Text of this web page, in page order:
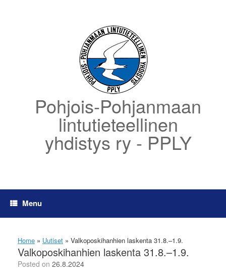
Pohjois-Pohjanmaan
lintutieteellinen
yhdistys ry - PPLY
Menu
Home » Uutiset » Valkoposkihanhien laskenta 31.8.–1.9.
Valkoposkihanhien laskenta 31.8.–1.9.
Posted on 26.8.2024